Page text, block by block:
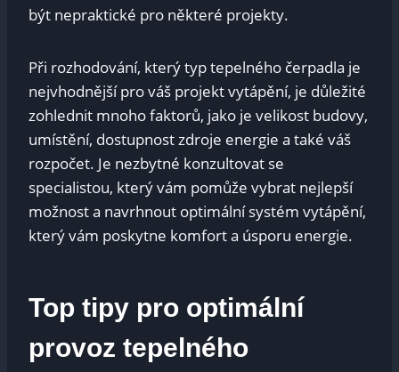
být nepraktické pro některé projekty.
Při rozhodování, který typ tepelného čerpadla je
nejvhodnější pro váš projekt vytápění, je důležité
zohlednit mnoho faktorů, jako je velikost budovy,
umístění, dostupnost zdroje energie a také váš
rozpočet. Je nezbytné konzultovat se
specialistou, který vám pomůže vybrat nejlepší
možnost a navrhnout optimální systém vytápění,
který vám poskytne komfort a úsporu energie.
Top tipy pro optimální
provoz tepelného